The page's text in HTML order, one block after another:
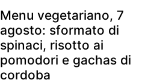
Menu vegetariano, 7
agosto: sformato di
spinaci, risotto ai
pomodori e gachas di
cordoba